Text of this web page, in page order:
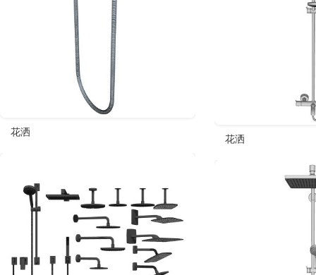
花洒
花洒